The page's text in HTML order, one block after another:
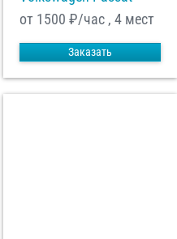
от 1500 ₽/час , 4 мест
Заказать